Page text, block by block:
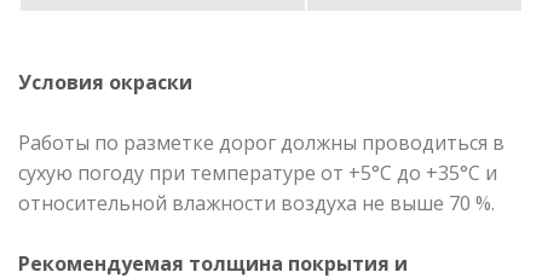
Условия окраски
Работы по разметке дорог должны проводиться в
сухую погоду при температуре от +5°С до +35°С и
относительной влажности воздуха не выше 70 %.
Рекомендуемая толщина покрытия и